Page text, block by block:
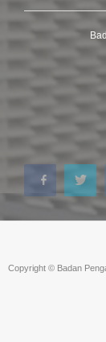
Copyright © Badan